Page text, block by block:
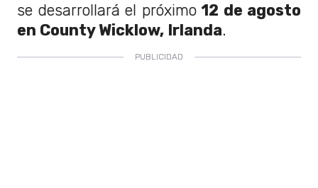
se desarrollará el próximo12 de agosto
en County Wicklow, Irlanda.